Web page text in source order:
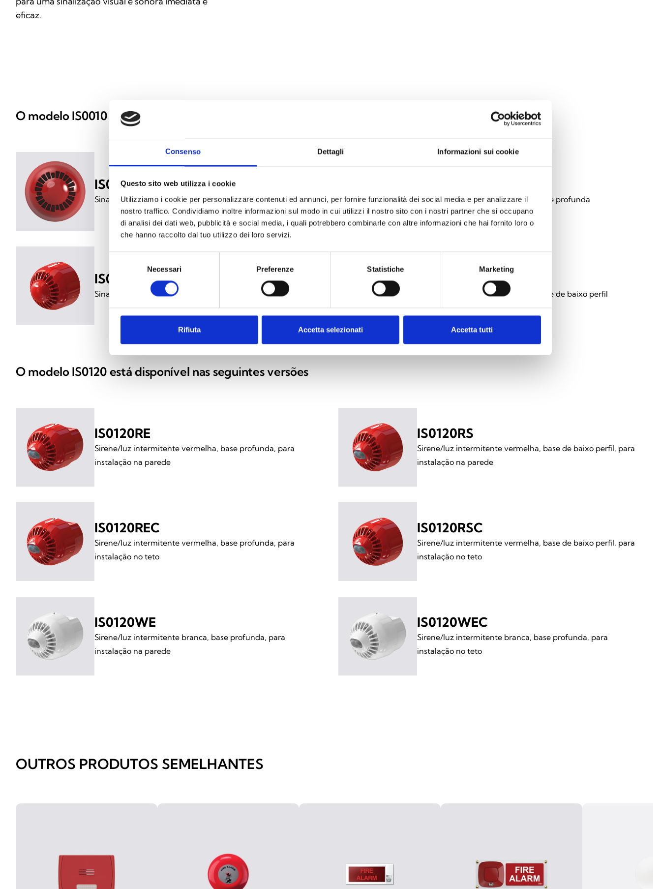
Consenso Dettagli Informazioni sui cookie
Questo sito web utilizza i cookie
Utilizziamo i cookie per personalizzare contenuti ed annunci, per fornire funzionalità dei social media e per analizzare il
nostro traffico. Condividiamo inoltre informazioni sul modo in cui utilizzi il nostro sito con i nostri partner che si occupano
di analisi dei dati web, pubblicità e social media, i quali potrebbero combinarle con altre informazioni che hai fornito loro o
che hanno raccolto dal tuo utilizzo dei loro servizi.
consenso
Necessari Preferenze Statistiche Marketing
Rifiuta Accetta selezionati Accetta tutti
eficaz.
O modelo IS0010 está disponível nas seguintes versões
IS0010RE
Sinalizador acústico vermelho com base profunda Sinalizador acústico branco com base profunda
IS0010RES
Sinalizador acústico vermelho com base de baixo perfil
IS0010WES
Sinalizador acústico branco com base de baixo perfil
O modelo IS0120 está disponível nas seguintes versões
IS0120RE
Sirene/luz intermitente vermelha, base profunda, para
instalação na parede
IS0120RS
Sirene/luz intermitente vermelha, base de baixo perfil, para
instalação na parede
IS0120REC
Sirene/luz intermitente vermelha, base profunda, para
instalação no teto
IS0120RSC
Sirene/luz intermitente vermelha, base de baixo perfil, para
instalação no teto
IS0120WE
Sirene/luz intermitente branca, base profunda, para
instalação na parede
IS0120WEC
Sirene/luz intermitente branca, base profunda, para
instalação no teto
OUTROS PRODUTOS SEMELHANTES